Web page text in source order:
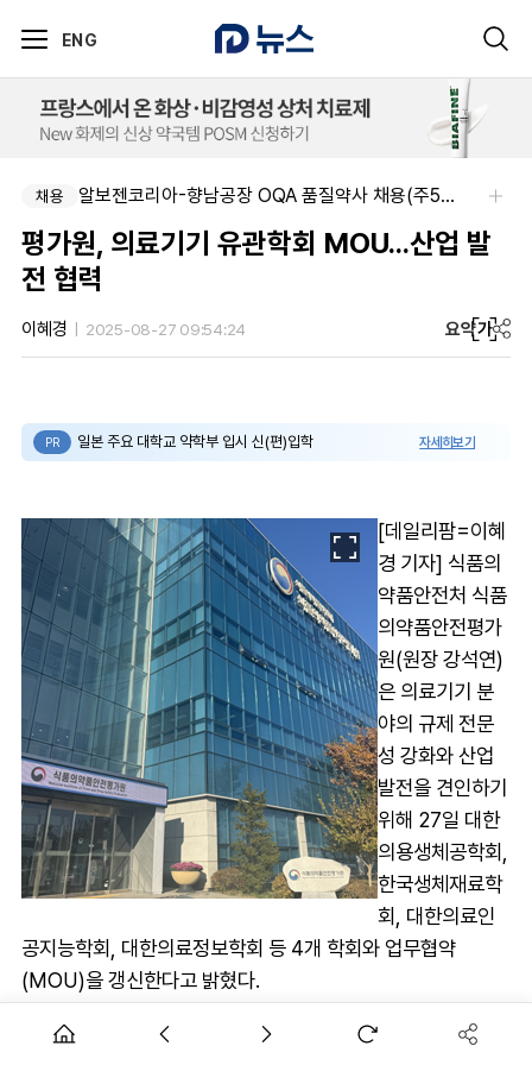
ENG
채용 알보젠코리아-향남공장 OQA 품질약사 채용(주5일/파트타임 가능)
평가원, 의료기기 유관학회 MOU...산업 발
전 협력
이혜경 2025-08-27 09:54:24 요약가
PR 일본 주요 대학교 약학부 입시 신(편)입학 자세히보기
[데일리팜=이혜
경 기자] 식품의
약품안전처 식품
의약품안전평가
원(원장 강석연)
은 의료기기 분
야의 규제 전문
성 강화와 산업
발전을 견인하기
위해 27일 대한
의용생체공학회,
한국생체재료학
회, 대한의료인
공지능학회, 대한의료정보학회 등 4개 학회와 업무협약
(MOU)을 갱신한다고 밝혔다.